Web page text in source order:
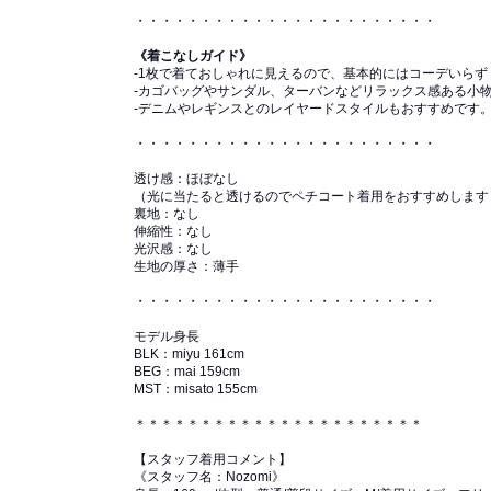
・・・・・・・・・・・・・・・・・・・・・・・
《着こなしガイド》
-1枚で着ておしゃれに見えるので、基本的にはコーデいらず
-カゴバッグやサンダル、ターバンなどリラックス感ある小
-デニムやレギンスとのレイヤードスタイルもおすすめです。
・・・・・・・・・・・・・・・・・・・・・・・
透け感：ほぼなし
（光に当たると透けるのでペチコート着用をおすすめします
裏地：なし
伸縮性：なし
光沢感：なし
生地の厚さ：薄手
・・・・・・・・・・・・・・・・・・・・・・・
モデル身長
BLK：miyu 161cm
BEG：mai 159cm
MST：misato 155cm
＊＊＊＊＊＊＊＊＊＊＊＊＊＊＊＊＊＊＊＊＊＊
【スタッフ着用コメント】
《スタッフ名：Nozomi》